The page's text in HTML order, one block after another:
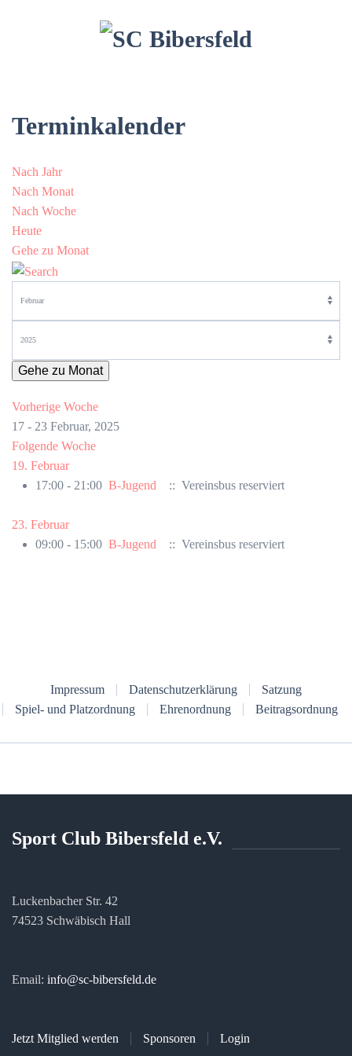
Terminkalender
Nach Jahr
Nach Monat
Nach Woche
Heute
Gehe zu Monat
Gehe zu Monat
Vorherige Woche
17 - 23 Februar, 2025
Folgende Woche
19. Februar
17:00 - 21:00 B-Jugend :: Vereinsbus reserviert
23. Februar
09:00 - 15:00 B-Jugend :: Vereinsbus reserviert
Impressum Datenschutzerklärung
Satzung
Spiel- und Platzordnung
Ehrenordnung Beitragsordnung
Sport Club Bibersfeld e.V.
Luckenbacher Str. 42
74523 Schwäbisch Hall
Email: info@sc-bibersfeld.de
Jetzt Mitglied werden Sponsoren Login